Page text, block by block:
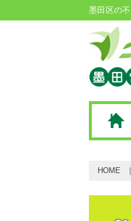
墨田区の
HOME